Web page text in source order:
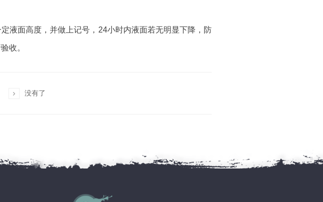
液面高度，并做上记号，24小时内液面若无明显下降，防
收。
 没有了